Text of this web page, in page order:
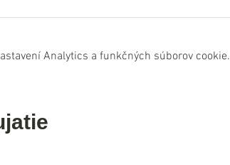
Analytics a funkčných súborov cookie.